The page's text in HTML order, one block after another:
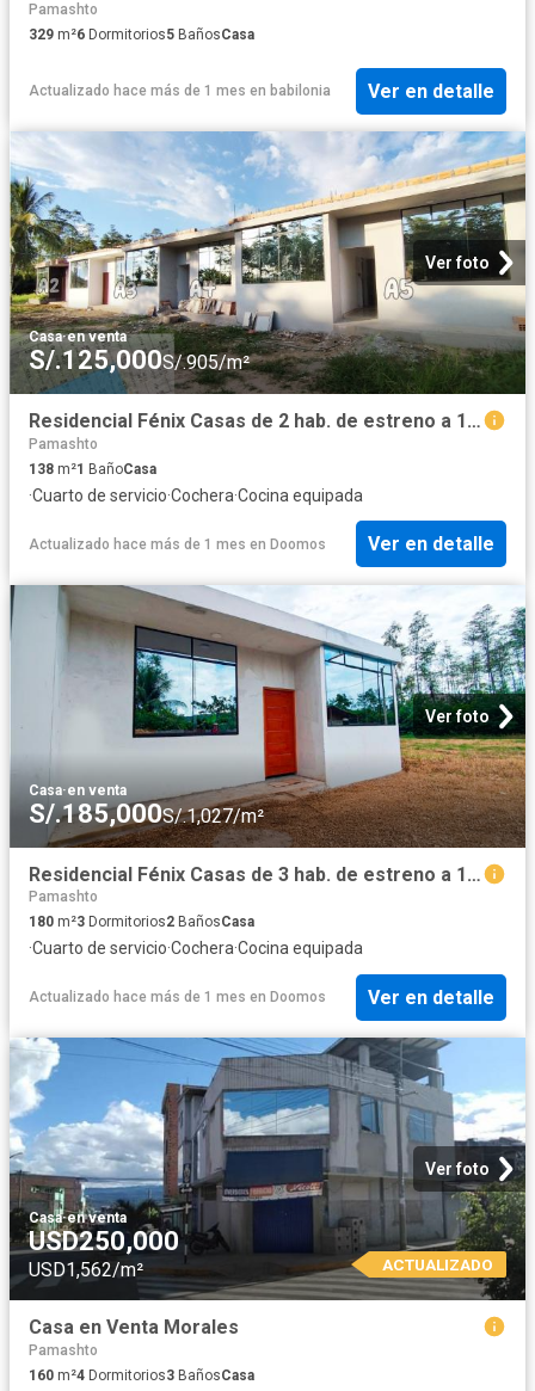
Pamashto
329 m²6 Dormitorios5 BañosCasa
Actualizado hace más de 1 mes en babilonia Ver en detalle
Ver foto
Casa·en venta
S/.125,000S/.905/m²
Residencial Fénix Casas de 2 hab. de estreno a 12 min de Tarapoto
Pamashto
138 m²1 BañoCasa
·Cuarto de servicio·Cochera·Cocina equipada
Actualizado hace más de 1 mes en Doomos Ver en detalle
Ver foto
Casa·en venta
S/.185,000S/.1,027/m²
Residencial Fénix Casas de 3 hab. de estreno a 12 min de Tarapoto
Pamashto
180 m²3 Dormitorios2 BañosCasa
·Cuarto de servicio·Cochera·Cocina equipada
Actualizado hace más de 1 mes en Doomos Ver en detalle
Ver foto
Casa·en venta
USD250,000
USD1,562/m² ACTUALIZADO
Casa en Venta Morales
Pamashto
160 m²4 Dormitorios3 BañosCasa